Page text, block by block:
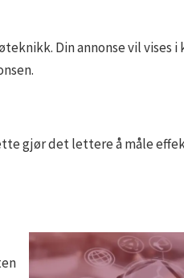
Din annonse vil vises
gjør det lettere å måle